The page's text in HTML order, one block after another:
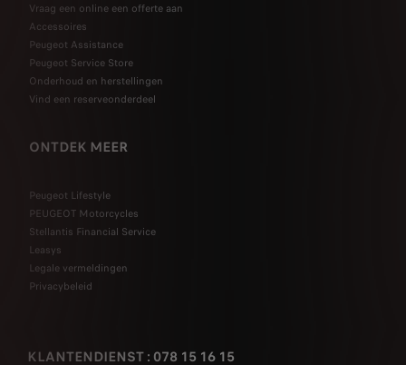
Vraag een online een offerte aan
Accessoires
Peugeot Assistance
Peugeot Service Store
Onderhoud en herstellingen
Vind een reserveonderdeel
ONTDEK MEER
Peugeot Lifestyle
PEUGEOT Motorcycles
Stellantis Financial Service
Leasys
Legale vermeldingen
Privacybeleid
KLANTENDIENST : 078 15 16 15